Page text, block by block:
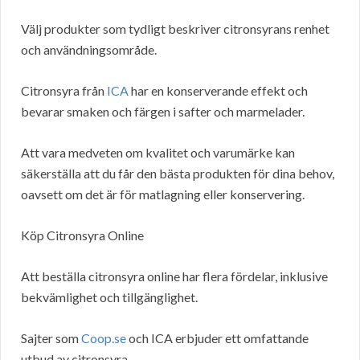
Välj produkter som tydligt beskriver citronsyrans renhet
och användningsområde.
Citronsyra från ICAhar en konserverande effekt och
bevarar smaken och färgen i safter och marmelader.
Att vara medveten om kvalitet och varumärke kan
säkerställa att du får den bästa produkten för dina behov,
oavsett om det är för matlagning eller konservering.
Köp Citronsyra Online
Att beställa citronsyra online har flera fördelar, inklusive
bekvämlighet och tillgänglighet.
Sajter somCoop.seoch ICA erbjuder ett omfattande